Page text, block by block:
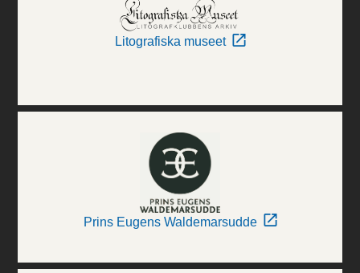
Litografiska museet
Prins Eugens Waldemarsudde